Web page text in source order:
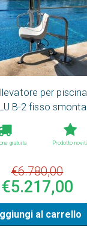
per piscina
B-2 fisso
gratuita Prodotto
€6.780,00
€5.217,00
al carrello